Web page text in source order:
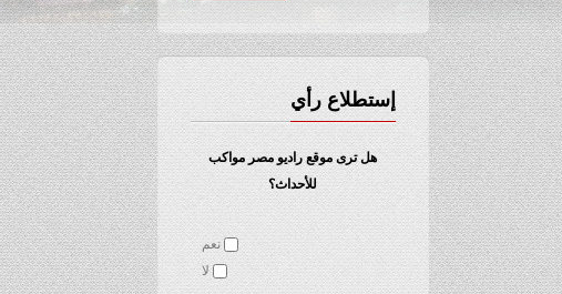
إستطلاع رأي
هل ترى موقع راديو مصر مواكب
للأحداث؟
نعم
لا